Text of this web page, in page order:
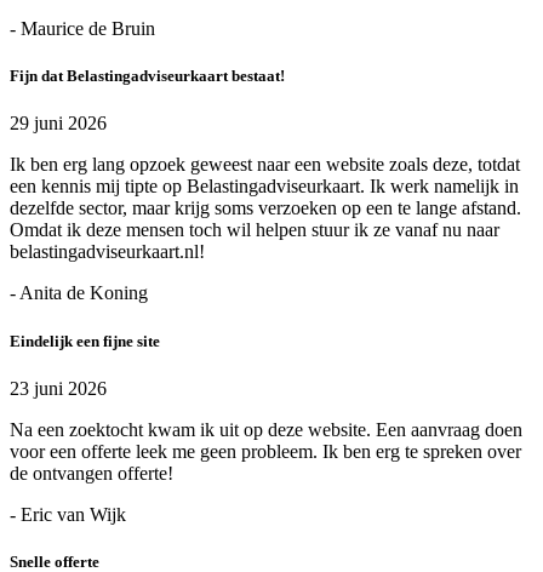
- Maurice de Bruin
Fijn dat Belastingadviseurkaart bestaat!
29 juni 2026
Ik ben erg lang opzoek geweest naar een website zoals deze, totdat
een kennis mij tipte op Belastingadviseurkaart. Ik werk namelijk in
dezelfde sector, maar krijg soms verzoeken op een te lange afstand.
Omdat ik deze mensen toch wil helpen stuur ik ze vanaf nu naar
belastingadviseurkaart.nl!
- Anita de Koning
Eindelijk een fijne site
23 juni 2026
Na een zoektocht kwam ik uit op deze website. Een aanvraag doen
voor een offerte leek me geen probleem. Ik ben erg te spreken over
de ontvangen offerte!
- Eric van Wijk
Snelle offerte